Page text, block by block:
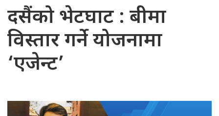
दसैंको भेटघाट : बीमा
विस्तार गर्ने योजनामा
‘एजेन्ट’